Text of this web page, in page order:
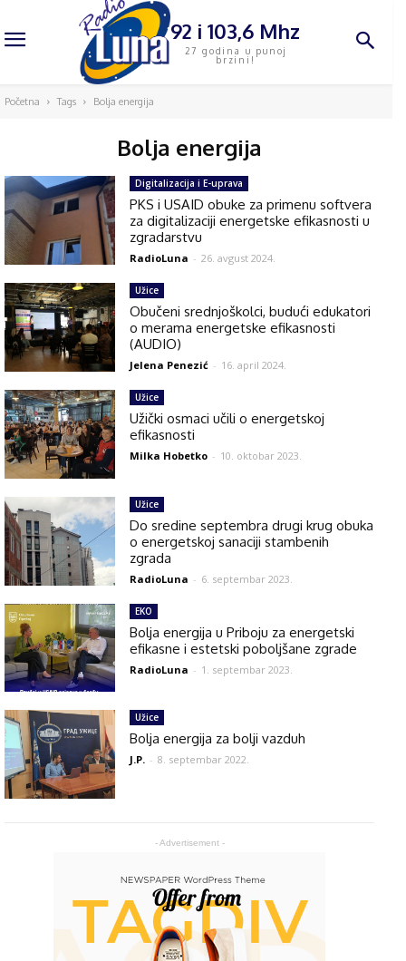
92 i 103,6 Mhz
27 godina u punoj
brzini!
Početna Tags Bolja energija
Bolja energija
- Advertisement -
Digitalizacija i E-uprava
PKS i USAID obuke za primenu softvera
za digitalizaciji energetske efikasnosti u
zgradarstvu
RadioLuna - 26. avgust 2024.
Užice
Obučeni srednjoškolci, budući edukatori
o merama energetske efikasnosti
(AUDIO)
Jelena Penezić - 16. april 2024.
Užice
Užički osmaci učili o energetskoj
efikasnosti
Milka Hobetko - 10. oktobar 2023.
Užice
Do sredine septembra drugi krug obuka
o energetskoj sanaciji stambenih
zgrada
RadioLuna - 6. septembar 2023.
EKO
Bolja energija u Priboju za energetski
efikasne i estetski poboljšane zgrade
RadioLuna - 1. septembar 2023.
Užice
Bolja energija za bolji vazduh
J.P. - 8. septembar 2022.